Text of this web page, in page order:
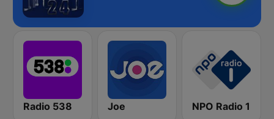
Radio 538 Joe NPO Radio 1